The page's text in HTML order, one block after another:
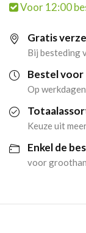
Multivruchten
(6x
750ml)
aantal
Voor 12:00
Gratis
Bij besteding
Bestel voor
Op
Keuze uit
Enkel de
voor